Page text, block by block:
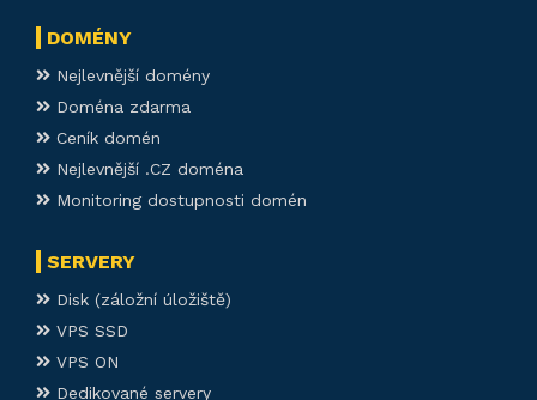
DOMÉNY
Nejlevnější domény
Doména zdarma
Ceník domén
Nejlevnější .CZ doména
Monitoring dostupnosti domén
SERVERY
Disk (záložní úložiště)
VPS SSD
VPS ON
Dedikované servery